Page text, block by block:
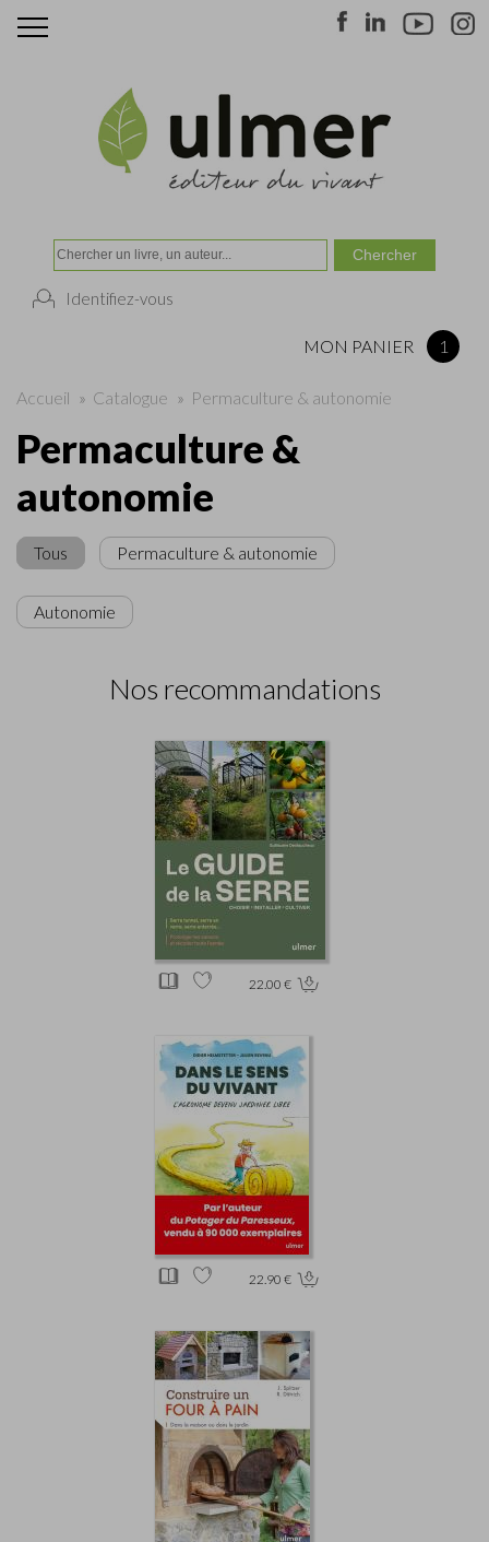
Identifiez-vous
MON PANIER 1
Accueil » Catalogue » Permaculture & autonomie
Permaculture &
autonomie
Tous Permaculture & autonomie
Autonomie
Nos recommandations
22.00 €
22.90 €